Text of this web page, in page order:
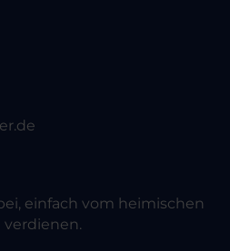
einfach vom heimischen
verdienen.